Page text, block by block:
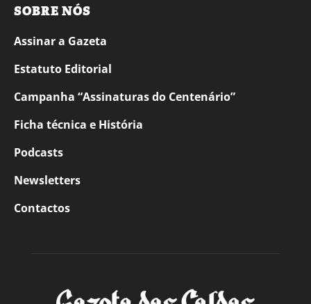
SOBRE NÓS
Assinar a Gazeta
Estatuto Editorial
Campanha “Assinaturas do Centenário”
Ficha técnica e História
Podcasts
Newsletters
Contactos